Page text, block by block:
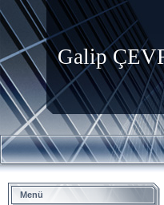
Galip
Menü